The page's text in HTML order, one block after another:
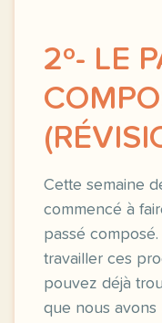
2º- LE
Cette semaine
commencé à
passé
travailler ces
pouvez déjà
que nous avons